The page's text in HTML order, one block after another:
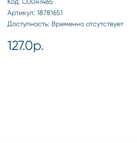
Артикул: 18781651
Доступность: Временно отсутствует
127.0р.